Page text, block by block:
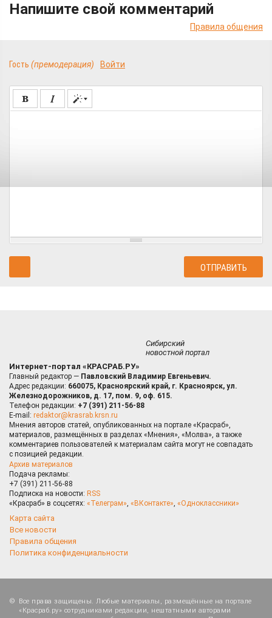
Напишите свой комментарий
Правила общения
Гость (премодерация) Войти
Сибирский
новостной портал
Интернет-портал «КРАСРАБ.РУ»
Главный редактор — Павловский Владимир Евгеньевич.
Адрес редакции: 660075, Красноярский край, г. Красноярск, ул.
Железнодорожников, д. 17, пом. 9, оф. 615.
Телефон редакции: +7 (391) 211-56-88
E-mail: redaktor@krasrab.krsn.ru
Мнения авторов статей, опубликованных на портале «Красраб»,
материалов, размещённых в разделах «Мнения», «Молва», а также
комментариев пользователей к материалам сайта могут не совпадать
с позицией редакции.
Архив материалов
Подача рекламы:
+7 (391) 211-56-88
Подписка на новости: RSS
«Красраб» в соцсетях: «Телеграм», «ВКонтакте», «Одноклассники»
Карта сайта
Все новости
Правила общения
Политика конфиденциальности
Все права защищены. Любые материалы, размещённые на портале
«Красраб.ру» сотрудниками редакции, нештатными авторами